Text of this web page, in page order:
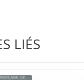
LIÉS